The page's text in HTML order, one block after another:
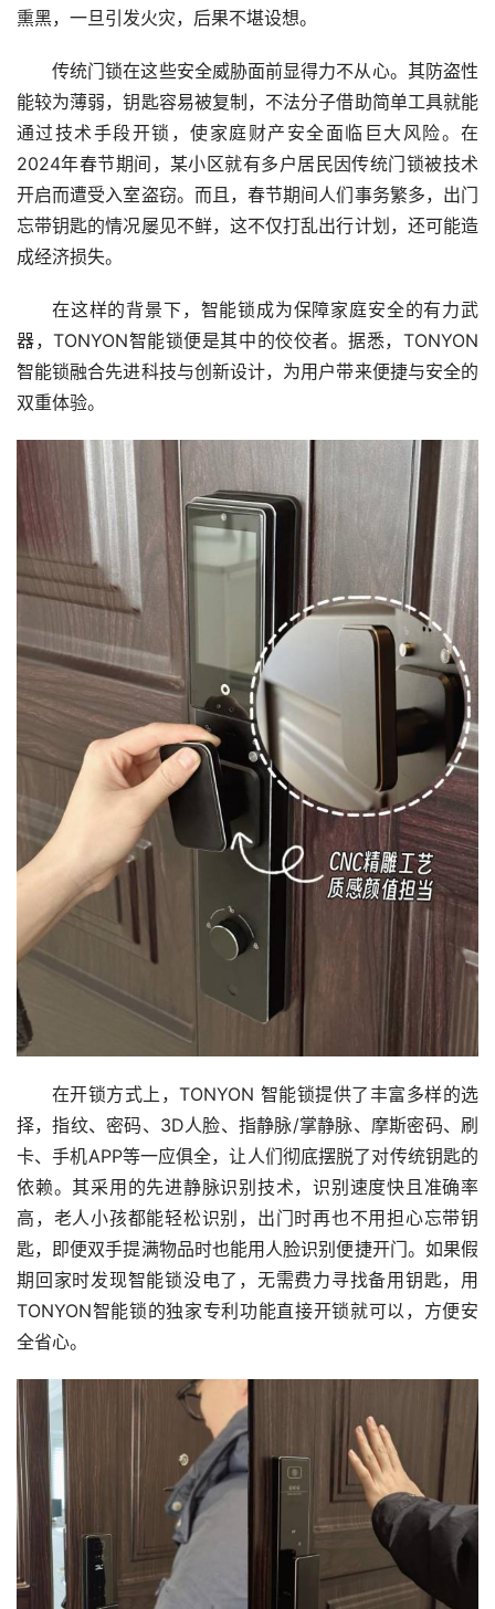
熏黑，一旦引发火灾，后果不堪设想。
传统门锁在这些安全威胁面前显得力不从心。其防盗性
能较为薄弱，钥匙容易被复制，不法分子借助简单工具就能
通过技术手段开锁，使家庭财产安全面临巨大风险。在
2024年春节期间，某小区就有多户居民因传统门锁被技术
开启而遭受入室盗窃。而且，春节期间人们事务繁多，出门
忘带钥匙的情况屡见不鲜，这不仅打乱出行计划，还可能造
成经济损失。
在这样的背景下，智能锁成为保障家庭安全的有力武
器，TONYON智能锁便是其中的佼佼者。据悉，TONYON
智能锁融合先进科技与创新设计，为用户带来便捷与安全的
双重体验。
在开锁方式上，TONYON 智能锁提供了丰富多样的选
择，指纹、密码、3D人脸、指静脉/掌静脉、摩斯密码、刷
卡、手机APP等一应俱全，让人们彻底摆脱了对传统钥匙的
依赖。其采用的先进静脉识别技术，识别速度快且准确率
高，老人小孩都能轻松识别，出门时再也不用担心忘带钥
匙，即便双手提满物品时也能用人脸识别便捷开门。如果假
期回家时发现智能锁没电了，无需费力寻找备用钥匙，用
TONYON智能锁的独家专利功能直接开锁就可以，方便安
全省心。